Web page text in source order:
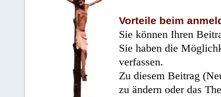
Vorteile beim
Sie können Ihren
Sie haben die
verfassen.
Zu diesem Beitrag
zu ändern oder das